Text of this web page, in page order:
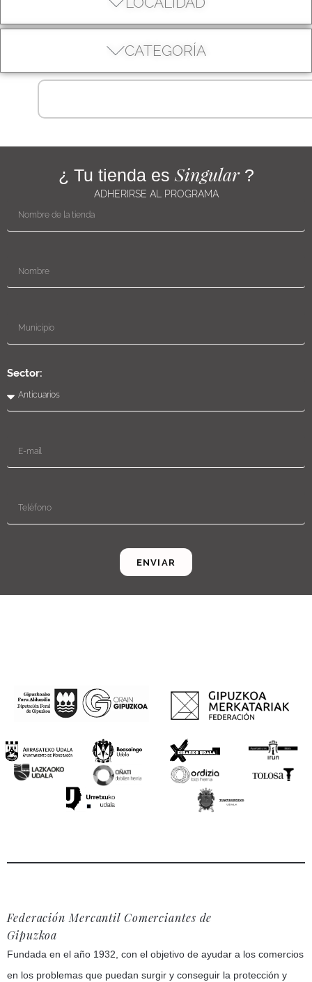
CATEGORÍA
¿ Tu tienda es Singular?
ADHERIRSE AL PROGRAMA
Sector:
ENVIAR
Federación Mercantil Comerciantes de
Gipuzkoa
Fundada en el año 1932, con el objetivo de ayudar a los comercios
en los problemas que puedan surgir y conseguir la protección y